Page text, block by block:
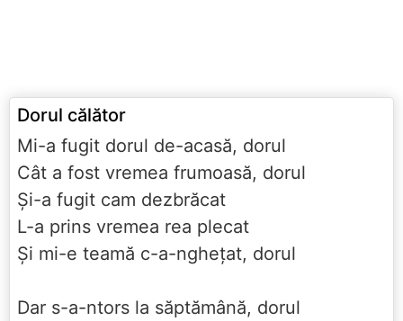
Dorul călător
Mi-a fugit dorul de-acasă, dorul
Cât a fost vremea frumoasă, dorul
Şi-a fugit cam dezbrăcat
L-a prins vremea rea plecat
Şi mi-e teamă c-a-ngheţat, dorul
Dar s-a-ntors la săptămână, dorul